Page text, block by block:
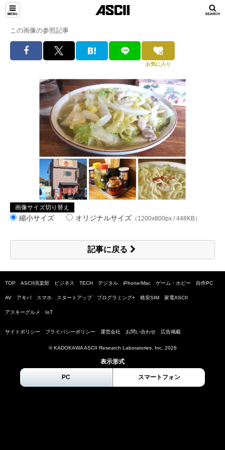
この画像の参照記事
お気に入り
画像サイズ切り替え
縮小サイズ オリジナルサイズ （1200x800px / 448KB）
記事に戻る
TOP ASCII倶楽部 ビジネス TECH デジタル iPhone/Mac ゲーム・ホビー 自作PC
AV アキバ スマホ スタートアップ プログラミング+ 格安SIM 家電ASCII
アスキーグルメ IoT
サイトポリシー プライバシーポリシー 運営会社 お問い合わせ 広告掲載
© KADOKAWA ASCII Research Laboratories, Inc. 2026
表示形式
PC スマートフォン